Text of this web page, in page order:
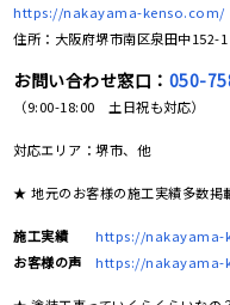
https://nakayama-kenso.com/
住所：大阪府堺市南区泉田中152-1
お問い合わせ窓口： 050-
（9:00-18:00 土日祝も対応）
対応エリア：堺市、他
★ 地元のお客様の施工実績多数掲
施工実績
https://nakayama-
お客様の声
https://nakayama-